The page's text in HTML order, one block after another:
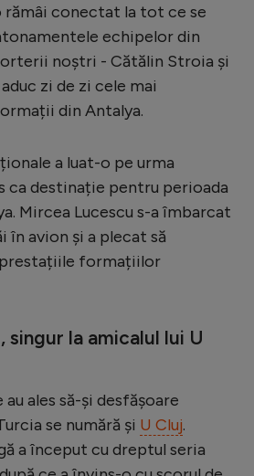
fotbalului
1
rămâi conectat la tot ce se
echipelor din
noștri - Cătălin Stroia și
zi de zi cele mai
din Antalya.
a luat-o pe urma
ca destinație pentru perioada
Mircea Lucescu s-a îmbarcat
în avion și a plecat să
prestațiile formațiilor
singur la amicalul lui U
ales să-și desfășoare
se numără și U Cluj.
a început cu dreptul seria